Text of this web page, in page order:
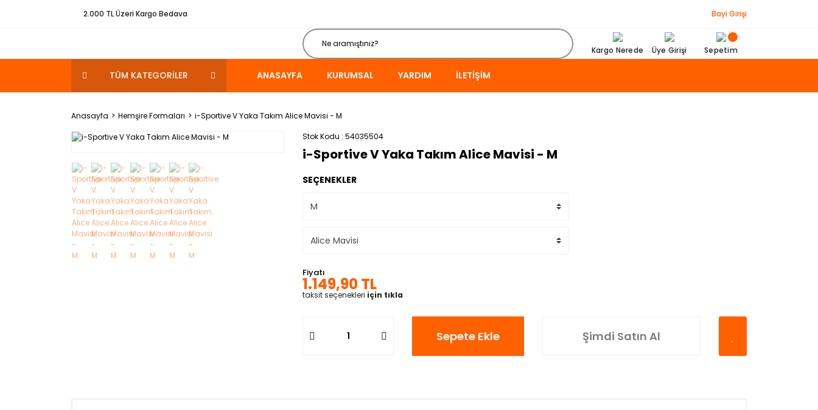
2.000 TL Üzeri Kargo Bedava Bayi Girişi
Kargo Nerede Üye Girişi Sepetim
TÜM KATEGORİLER ANASAYFA KURUMSAL YARDIM İLETIŞIM
Anasayfa Hemşire Formaları
i-Sportive V Yaka Takım Alice Mavisi - M
Stok Kodu 54035504
i-Sportive V Yaka Takım Alice Mavisi - M
SEÇENEKLER
Fiyatı
1.149,90 TL
taksit seçenekleri için tıkla
Sepete Ekle Şimdi Satın Al